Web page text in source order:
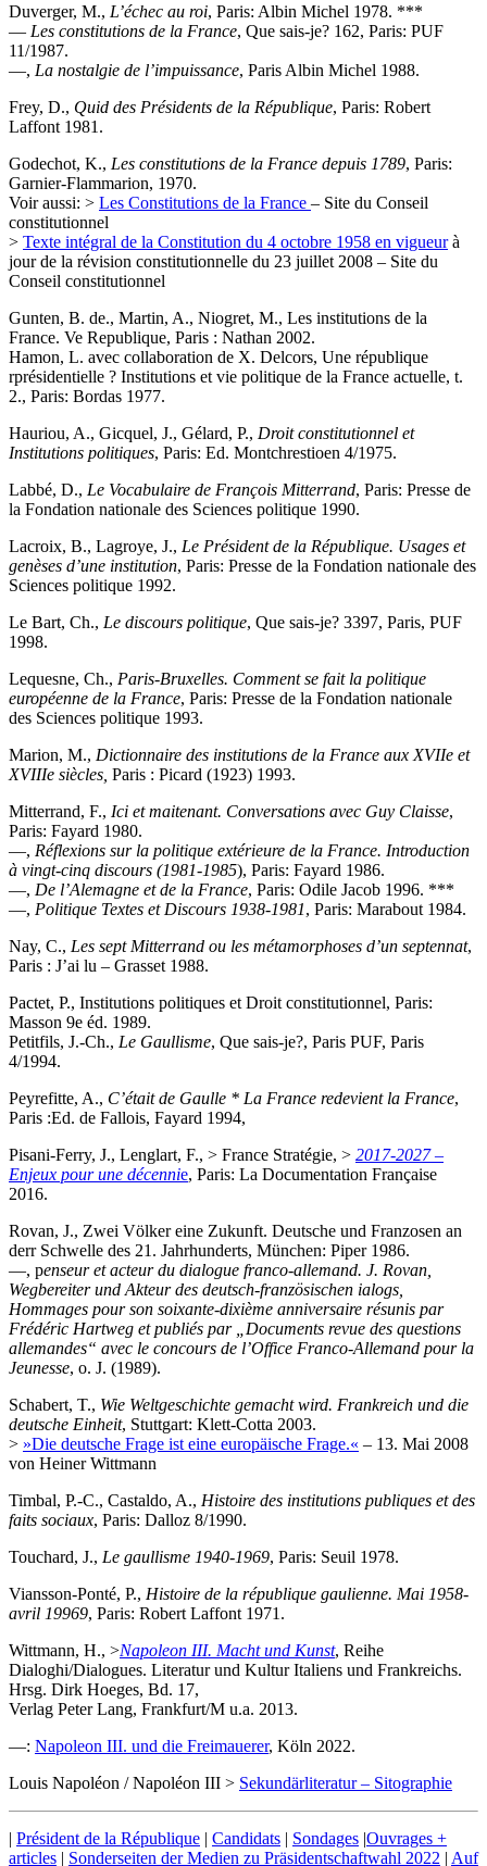
Duverger, M., L’échec au roi, Paris: Albin Michel 1978. ***
— Les constitutions de la France, Que sais-je? 162, Paris: PUF
11/1987.
—, La nostalgie de l’impuissance, Paris Albin Michel 1988.
Frey, D., Quid des Présidents de la République, Paris: Robert
Laffont 1981.
Godechot, K., Les constitutions de la France depuis 1789, Paris:
Garnier-Flammarion, 1970.
Voir aussi: > Les Constitutions de la France – Site du Conseil
constitutionnel
> Texte intégral de la Constitution du 4 octobre 1958 en vigueurà
jour de la révision constitutionnelle du 23 juillet 2008 – Site du
Conseil constitutionnel
Gunten, B. de., Martin, A., Niogret, M., Les institutions de la
France. Ve Republique, Paris : Nathan 2002.
Hamon, L. avec collaboration de X. Delcors, Une république
rprésidentielle ? Institutions et vie politique de la France actuelle, t.
2., Paris: Bordas 1977.
Hauriou, A., Gicquel, J., Gélard, P., Droit constitutionnel et
Institutions politiques, Paris: Ed. Montchrestioen 4/1975.
Labbé, D., Le Vocabulaire de François Mitterrand, Paris: Presse de
la Fondation nationale des Sciences politique 1990.
Lacroix, B., Lagroye, J., Le Président de la République. Usages et
genèses d’une institution, Paris: Presse de la Fondation nationale des
Sciences politique 1992.
Le Bart, Ch., Le discours politique, Que sais-je? 3397, Paris, PUF
1998.
Lequesne, Ch., Paris-Bruxelles. Comment se fait la politique
européenne de la France, Paris: Presse de la Fondation nationale
des Sciences politique 1993.
Marion, M., Dictionnaire des institutions de la France aux XVIIe et
XVIIIe siècles, Paris : Picard (1923) 1993.
Mitterrand, F., Ici et maitenant. Conversations avec Guy Claisse,
Paris: Fayard 1980.
—, Réflexions sur la politique extérieure de la France. Introduction
à vingt-cinq discours (1981-1985), Paris: Fayard 1986.
—, De l’Alemagne et de la France, Paris: Odile Jacob 1996. ***
—, Politique Textes et Discours 1938-1981, Paris: Marabout 1984.
Nay, C., Les sept Mitterrand ou les métamorphoses d’un septennat,
Paris : J’ai lu – Grasset 1988.
Pactet, P., Institutions politiques et Droit constitutionnel, Paris:
Masson 9e éd. 1989.
Petitfils, J.-Ch., Le Gaullisme, Que sais-je?, Paris PUF, Paris
4/1994.
Peyrefitte, A., C’était de Gaulle * La France redevient la France,
Paris :Ed. de Fallois, Fayard 1994,
Pisani-Ferry, J., Lenglart, F., > France Stratégie, > 2017-2027 –
Enjeux pour une décennie, Paris: La Documentation Française
2016.
Rovan, J., Zwei Völker eine Zukunft. Deutsche und Franzosen an
derr Schwelle des 21. Jahrhunderts, München: Piper 1986.
—, penseur et acteur du dialogue franco-allemand. J. Rovan,
Wegbereiter und Akteur des deutsch-französischen ialogs,
Hommages pour son soixante-dixième anniversaire résunis par
Frédéric Hartweg et publiés par „Documents revue des questions
allemandes“ avec le concours de l’Office Franco-Allemand pour la
Jeunesse, o. J. (1989).
Schabert, T., Wie Weltgeschichte gemacht wird. Frankreich und die
deutsche Einheit, Stuttgart: Klett-Cotta 2003.
> »Die deutsche Frage ist eine europäische Frage.« – 13. Mai 2008
von Heiner Wittmann
Timbal, P.-C., Castaldo, A., Histoire des institutions publiques et des
faits sociaux, Paris: Dalloz 8/1990.
Touchard, J., Le gaullisme 1940-1969, Paris: Seuil 1978.
Viansson-Ponté, P., Histoire de la république gaulienne. Mai 1958-
avril 19969, Paris: Robert Laffont 1971.
Wittmann, H., >Napoleon III. Macht und Kunst, Reihe
Dialoghi/Dialogues. Literatur und Kultur Italiens und Frankreichs.
Hrsg. Dirk Hoeges, Bd. 17,
Verlag Peter Lang, Frankfurt/M u.a. 2013.
—: Napoleon III. und die Freimauerer, Köln 2022.
Louis Napoléon / Napoléon III > Sekundärliteratur – Sitographie
| Président de la République | Candidats | Sondages |Ouvrages +
articles | Sonderseiten der Medien zu Präsidentschaftwahl 2022 | Auf